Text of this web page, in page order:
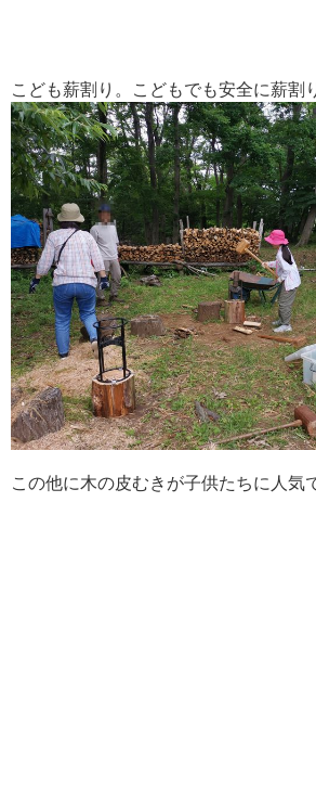
こども薪割り。こどもでも安全に薪割
この他に木の皮むきが子供たちに人気